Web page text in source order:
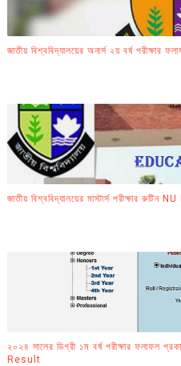
জাতীয় বিশ্ববিদ্যালয়ের অনার্স ২য় বর্ষ
জাতীয় বিশ্ববিদ্যালয়ের মাস্টার্স পরীক্ষার
২০২৪ সালের ডিগ্রী ১ম বর্ষ পরীক্ষার ফলাফল
Result